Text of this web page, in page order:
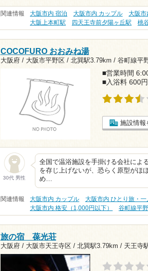
関連情報 大阪市内 宿泊 大阪市内 カップル 大阪市
大阪上本町駅
四天王寺前夕陽ヶ丘駅 桃
COCOFURO おおみね湯
大阪府 / 大阪市平野区 / 北巽駅3.79km / 谷町線平
■営業時間
■入浴料 600円
施設情報
30代 男性
全国で温浴施設を手掛ける会社によ
を存じ上げないが、恐らく原型がほ
め…
関連情報 大阪市内 カップル 大阪市内 ひとり旅・一
大阪市内 格安（1,000円以下）
谷町線平
旅の宿 葆光荘
大阪府 / 大阪市天王寺区 / 北巽駅3.79km / 天王寺